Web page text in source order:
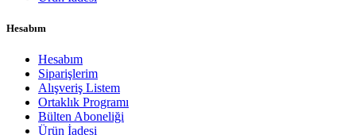
Hesabım
Hesabım
Siparişlerim
Alışveriş Listem
Ortaklık Programı
Bülten Aboneliği
Ürün İadesi